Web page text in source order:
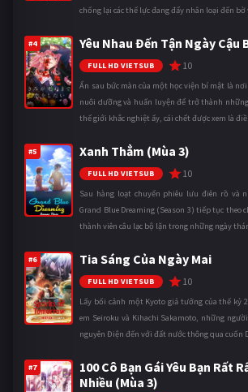
chống lại các thế lực đang đẩy nhân loại đến bờ
#4 Yêu Nhau Đến Tận Ngày Cậu
FULL HD VIETSUB 10
Ẩn sau bức màn của một học viện bí mật là
nuôi dưỡng và huấn luyện để trở thành
thế giới khắc nghiệt ấy, cái chết được xem là
#5 Xanh Thẳm (Mùa 3)
FULL HD VIETSUB 10
Sau hàng loạt chuyến phiêu lưu điên rồ và
Grand Blue Dreaming (Season 3) tiếp tục theo
thành viên câu lạc bộ lặn trong những ngày
#6 Tia Sáng Của Ngày Mai
FULL HD VIETSUB 10
Lấy bối cảnh một Kyoto giả tưởng của thế kỷ
em Seiroku và Kihachi Sakamoto, những
nguyên Điện đến với đất nước thông qua cuốn
#7
100 Cô Bạn Gái Yêu Bạn Rất
Nhiều (Mùa 3)